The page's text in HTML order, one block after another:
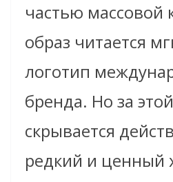
частью массовой
образ читается
логотип
бренда. Но за
скрывается
редкий и ценный